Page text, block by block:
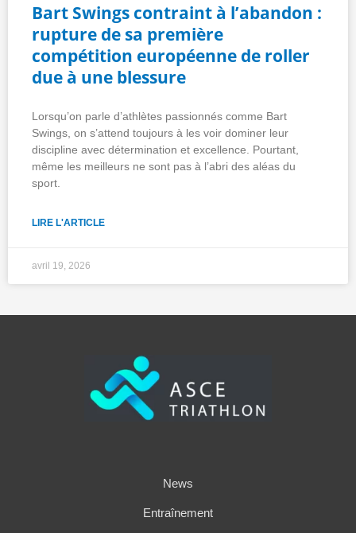
Bart Swings contraint à l’abandon :
rupture de sa première
compétition européenne de roller
due à une blessure
Lorsqu’on parle d’athlètes passionnés comme Bart
Swings, on s’attend toujours à les voir dominer leur
discipline avec détermination et excellence. Pourtant,
même les meilleurs ne sont pas à l’abri des aléas du
sport.
LIRE L'ARTICLE
avril 19, 2026
News
Entraînement